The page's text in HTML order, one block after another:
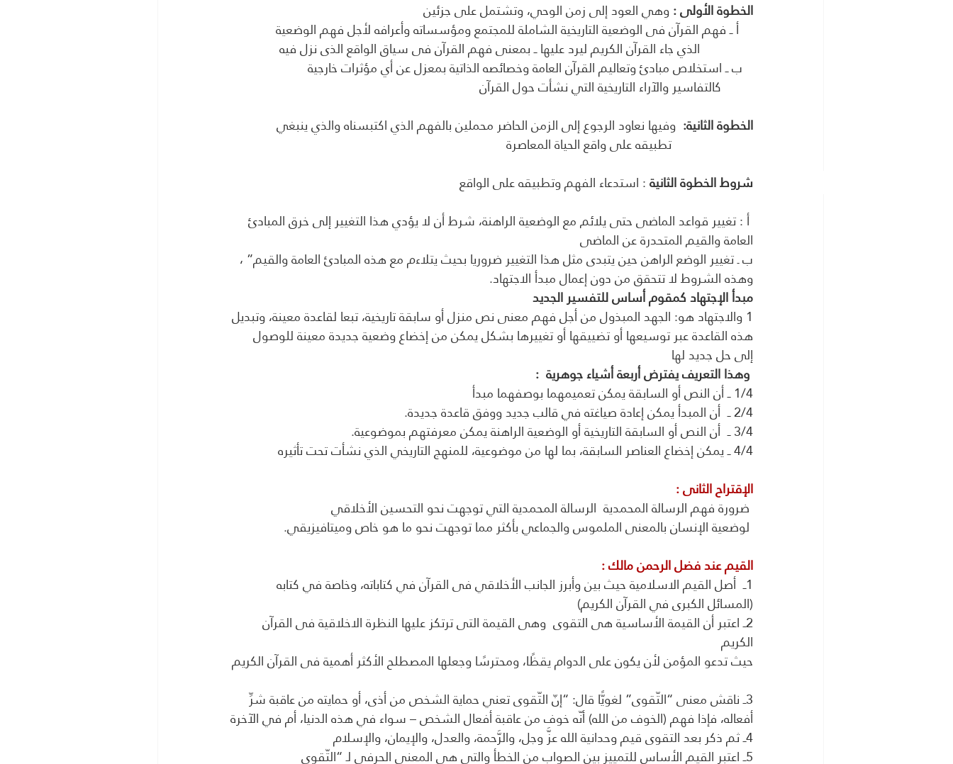
الخطوة الأولى : وهي العود إلى زمن الوحي، وتشتمل على جزئين
الخطوة الثانية:
  وفيها نعاود الرجوع إلى الزمن الحاضر محملين بالفهم الذي اكتبسناه والذي ينبغي
شروط الخطوة الثانية : استدعاء الفهم وتطبيقه على الواقع
أ : تغيير قواعد الماضي حتى يلائم مع الوضعية الراهنة، شرط أن لا يؤدي هذا التغيير إلى خرق المبادئ
العامة والقيم المتحدرة عن الماضي
ب ـ تغيير الوضع الراهن حين يتبدى مثل هذا التغيير ضروريا بحيث يتلاءم مع هذه المبادئ العامة والقيم” ،
وهذه الشروط لا تتحقق من دون إعمال مبدأ الاجتهاد.
مبدأ الإجتهاد كمقوم أساس للتفسير الجديد
1 والاجتهاد هو: الجهد المبذول من أجل فهم معنى نص منزل أو سابقة تاريخية، تبعا لقاعدة معينة، وتبديل
هذه القاعدة عبر توسيعها أو تضييقها أو تغييرها بشكل يمكن من إخضاع وضعية جديدة معينة للوصول
إلى حل جديد لها
1/4 ــ أن النص أو السابقة يمكن تعميمهما بوصفهما مبدأ
2/4 ــ  أن المبدأ يمكن إعادة صياغته في قالب جديد ووفق قاعدة جديدة.
3/4 ــ  أن النص أو السابقة التاريخية أو الوضعية الراهنة يمكن معرفتهم بموضوعية.
4/4 ــ يمكن إخضاع العناصر السابقة، بما لها من موضوعية، للمنهج التاريخي الذي نشأت تحت تأثيره
الإقتراح الثانى :
القيم عند فضل الرحمن مالك :
1ــ  أصل القيم الاسلامية حيث بين وأبرز الجانب الأخلاقي فى القرآن في كتاباته، وخاصة في كتابه
(المسائل الكبرى في القرآن الكريم)
2ــ اعتبر أن القيمة الأساسية هى التقوى  وهى القيمة التى ترتكز عليها النظرة الاخلاقية فى القرآن
الكريم
حيث تدعو المؤمن لأن يكون على الدوام يقظًا، ومحترسًا وجعلها المصطلح الأكثر أهمية فى القرآن الكريم
3ــ ناقش معنى “التّقوى” لغويًّا قال: “إنّ التّقوى تعني حماية الشخص من أذى، أو حمايته من عاقبة شرِّ
أفعاله، فإذا فهم (الخوف من الله) أنّه خوف من عاقبة أفعال الشخص – سواء في هذه الدنيا، أم في الآخرة
4ــ ثم ذكر بعد التقوى قيم وحدانية الله عزَّ وجل، والرَّحمة، والعدل، والإيمان، والإسلام
5ــ اعتبر القيم الأساس للتمييز بين الصواب من الخطأ والتى هى المعنى الحرفي لـ “التّقوى